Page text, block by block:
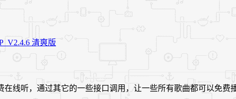
在线听，通过其它的一些接口调用，让一些所有歌曲都可以免